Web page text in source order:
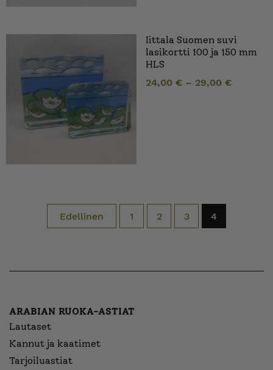
Iittala Suomen suvi
lasikortti 100 ja 150 mm
HLS
24,00 € – 29,00 €
Edellinen 1 2 3 4
ARABIAN RUOKA-ASTIAT
Lautaset
Kannut ja kaatimet
Tarjoiluastiat